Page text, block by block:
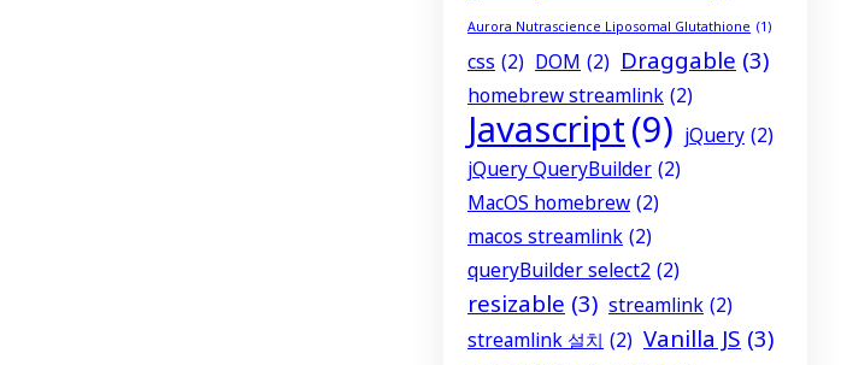
Aurora Nutrascience Liposomal Glutathione (1)
css (2) DOM (2) Draggable (3)
homebrew streamlink (2)
Javascript(9) jQuery (2)
jQuery QueryBuilder (2)
MacOS homebrew (2)
macos streamlink (2)
queryBuilder select2 (2)
resizable (3) streamlink (2)
streamlink 설치 (2) Vanilla JS (3)